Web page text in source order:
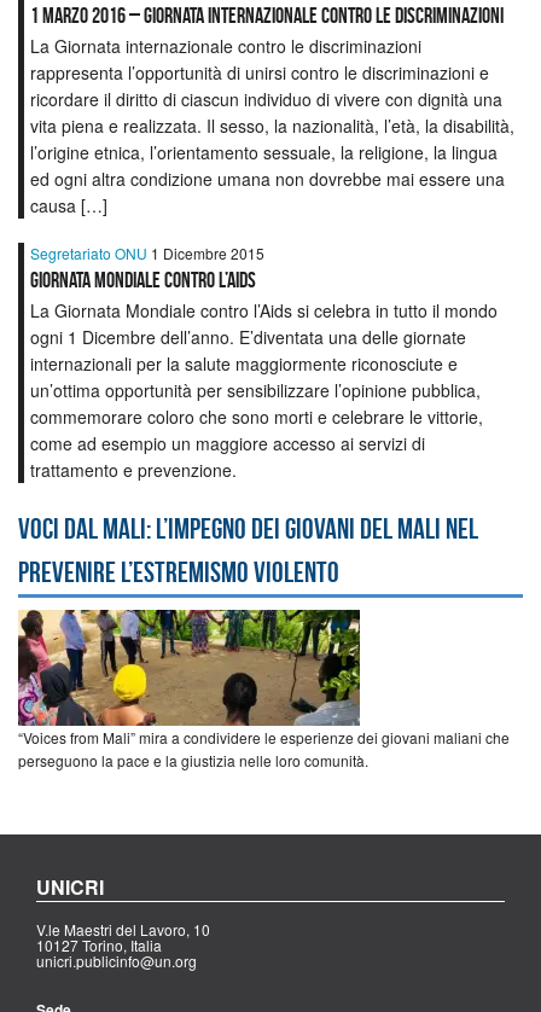
1 marzo 2016 – Giornata Internazionale Contro le Discriminazioni
La Giornata internazionale contro le discriminazioni
rappresenta l’opportunità di unirsi contro le discriminazioni e
ricordare il diritto di ciascun individuo di vivere con dignità una
vita piena e realizzata. Il sesso, la nazionalità, l’età, la disabilità,
l’origine etnica, l’orientamento sessuale, la religione, la lingua
ed ogni altra condizione umana non dovrebbe mai essere una
causa […]
Segretariato ONU 1 Dicembre 2015
Giornata Mondiale contro l’Aids
La Giornata Mondiale contro l’Aids si celebra in tutto il mondo
ogni 1 Dicembre dell’anno. E’diventata una delle giornate
internazionali per la salute maggiormente riconosciute e
un’ottima opportunità per sensibilizzare l’opinione pubblica,
commemorare coloro che sono morti e celebrare le vittorie,
come ad esempio un maggiore accesso ai servizi di
trattamento e prevenzione.
Voci dal Mali: l’impegno dei giovani del Mali nel
prevenire l’estremismo violento
“Voices from Mali” mira a condividere le esperienze dei giovani maliani che
perseguono la pace e la giustizia nelle loro comunità.
UNICRI
V.le Maestri del Lavoro, 10
10127 Torino, Italia
unicri.publicinfo@un.org